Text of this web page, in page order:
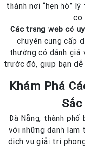
thành nơi “hẹn hò”
cô
Các trang web có
chuyên cung cấp
thường có đánh giá
trước đó, giúp bạn
Khám Phá
Đà Nẵng, thành phố
với những danh lam
dịch vụ giải trí